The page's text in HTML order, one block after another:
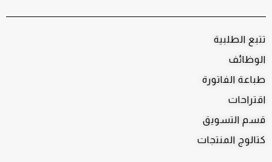
تتبع الطلبية
الوظائف
طباعة الفاتورة
اقتراحات
قسم التسويق
كتالوج المنتجات